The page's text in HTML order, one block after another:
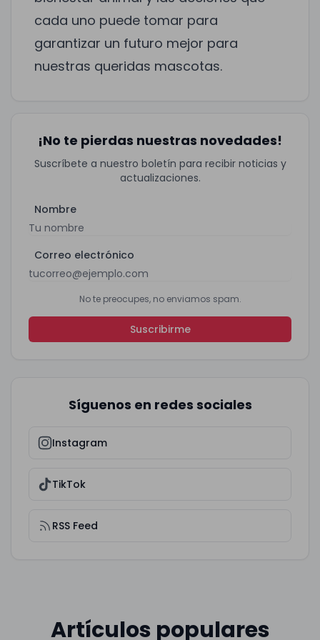
cada uno puede tomar para
garantizar un futuro mejor para
nuestras queridas mascotas.
¡No te pierdas nuestras novedades!
Suscríbete a nuestro boletín para recibir noticias y
actualizaciones.
Nombre
Correo electrónico
No te preocupes, no enviamos spam.
Suscribirme
Síguenos en redes sociales
Instagram
TikTok
RSS Feed
Artículos populares